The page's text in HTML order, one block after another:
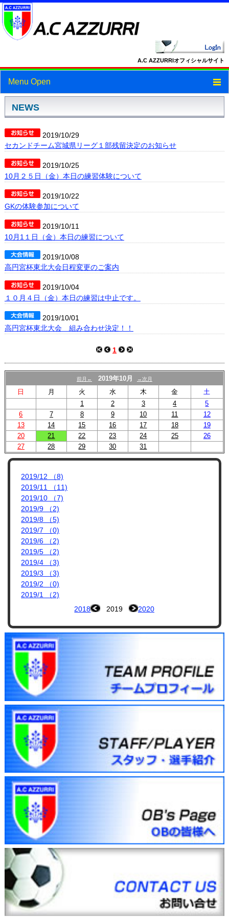
A.C AZZURRIオフィシャルサイト
Menu Open
トップ
スケジュール
スタッフ・選手紹介
フォトギャラリー
ブログ
プロフィール
リンク集
NEWS
2019/10/29
セカンドチーム宮城県リーグ１部残留決定のお知らせ
2019/10/25
10月２５日（金）本日の練習体験について
2019/10/22
GKの体験参加について
2019/10/11
10月1１日（金）本日の練習について
2019/10/08
高円宮杯東北大会日程変更のご案内
2019/10/04
１０月４日（金）本日の練習は中止です。
2019/10/01
高円宮杯東北大会 組み合わせ決定！！
1
前月← 2019年10月 →次月
日 月 火 水 木 金
土
1
2 3 4
5
6
7 8 9 10 11
12
13
14 15 16 17 18
19
20
21 22 23 24 25
26
27
28 29 30 31
2019/12 （8)
2019/11 （11)
2019/10 （7)
2019/9 （2)
2019/8 （5)
2019/7 （0)
2019/6 （2)
2019/5 （2)
2019/4 （3)
2019/3 （3)
2019/2 （0)
2019/1 （2)
2018
2019 2020